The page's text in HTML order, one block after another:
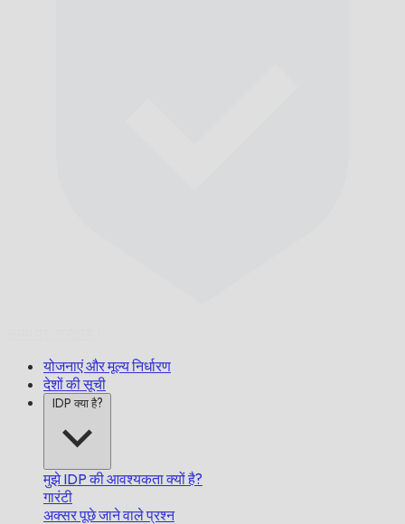
योजनाएं और मूल्य निर्धारण
देशों की सूची
IDP क्या है?
मुझे IDP की आवश्यकता क्यों है?
गारंटी
अक्सर पूछे जाने वाले प्रश्न